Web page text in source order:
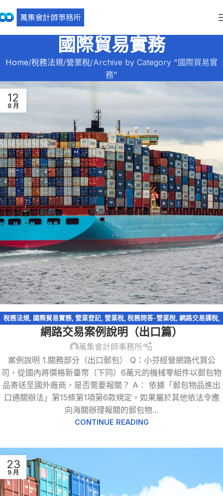
國際貿易實務
Home 稅務法規 營業稅 Archive by Category "國際貿易實
務"
12
8 月
稅務法規, 國際貿易實務, 營業登記, 營業稅, 稅務問答-營業稅, 網路交易課稅,
網路拍賣,零稅率申報,電商系列,電子商務
網路交易案例說明（出口篇）
萬集會計師事務所
案例說明 1.關務部分（出口郵包） Q：小芬經營網路代買公
司，從國內將價格新臺幣（下同）6萬元的機械零組件以郵包物
品寄送至國外廠商，是否需要報關？ A： 依據「郵包物品進出
口通關辦法」第15條第1項第6款規定，如果屬於其他依法令應
向海關辦理報關的郵包物...
CONTINUE READING
23
9 月